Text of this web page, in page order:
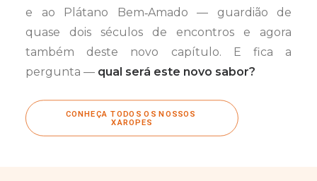
e ao Plátano Bem‑Amado — guardião de
quase dois séculos de encontros e agora
também deste novo capítulo. E fica a
pergunta — qual será este novo sabor?
CONHEÇA TODOS OS NOSSOS
XAROPES